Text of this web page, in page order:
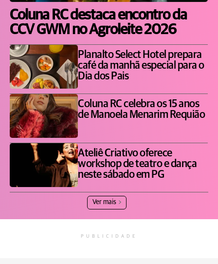
Coluna RC destaca encontro da
CCV GWM no Agroleite 2026
Planalto Select Hotel prepara
café da manhã especial para o
Dia dos Pais
Coluna RC celebra os 15 anos
de Manoela Menarim Requião
Ateliê Criativo oferece
workshop de teatro e dança
neste sábado em PG
Ver mais
PUBLICIDADE